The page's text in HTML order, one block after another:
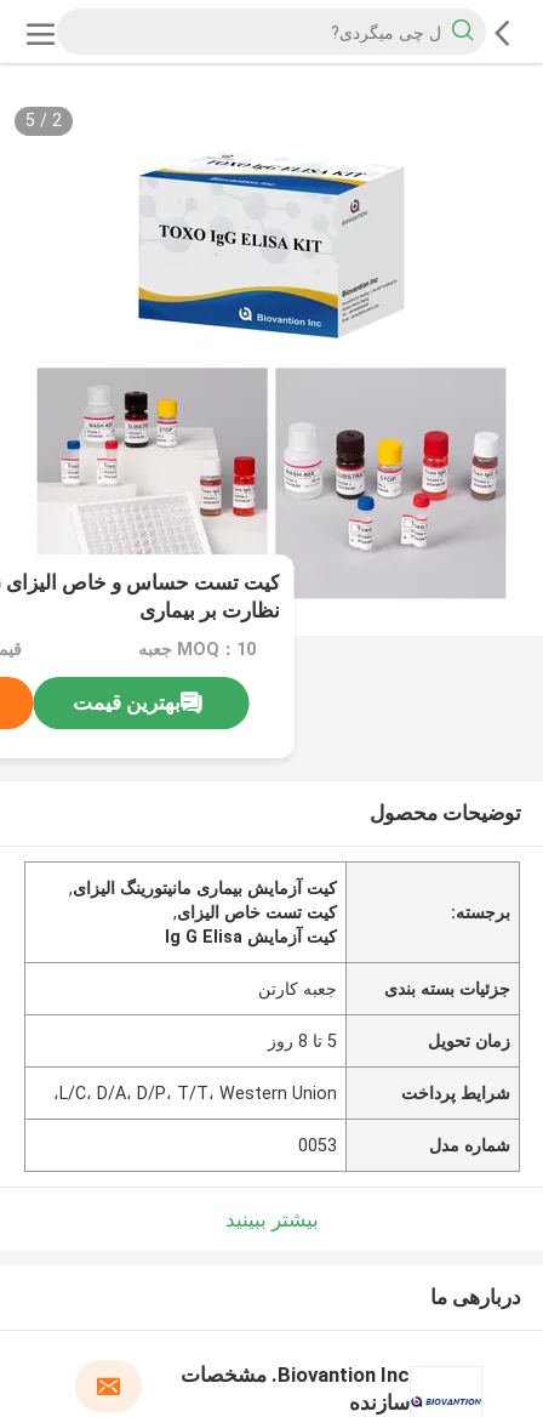
2
/
5
نظارت بر بیماری
MOQ：10 جعبه
بهترین قیمت
توضیحات محصول
برجسته:
کیت آزمایش بیماری مانیتورینگ الیزای,
کیت تست خاص الیزای,
کیت آزمایش Ig G Elisa
جزئیات بسته بندی جعبه کارتن
زمان تحویل 5 تا 8 روز
شرایط پرداخت L/C، D/A، D/P، T/T، Western Union،
شماره مدل 0053
بیشتر ببینید
دربارهی ما
Biovantion Inc. مشخصات
سازنده